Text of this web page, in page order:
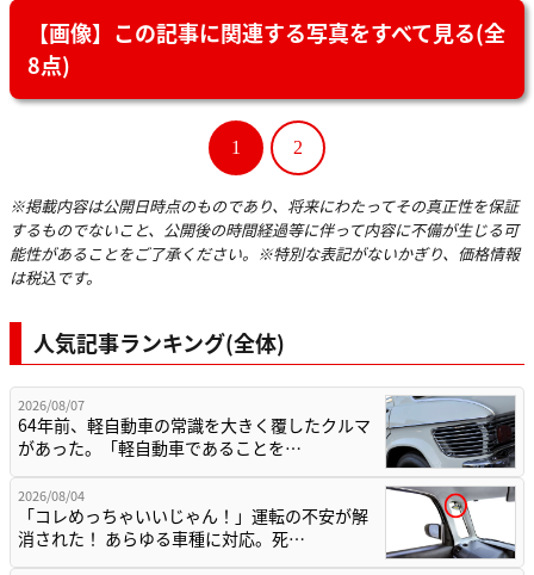
【画像】この記事に関連する写真をすべて見る(全
8点)
1 2
※掲載内容は公開日時点のものであり、将来にわたってその真正性を保証
するものでないこと、公開後の時間経過等に伴って内容に不備が生じる可
能性があることをご了承ください。※特別な表記がないかぎり、価格情報
は税込です。
人気記事ランキング(全体)
2026/08/07
64年前、軽自動車の常識を大きく覆したクルマ
があった。「軽自動車であることを…
2026/08/04
「コレめっちゃいいじゃん！」運転の不安が解
消された！ あらゆる車種に対応。死…